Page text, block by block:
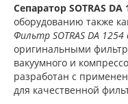
Сепаратор SOTRAS DA
оборудованию также
Фильтр SOTRAS DA
оригинальными
вакуумного и
разработан с
для качественной